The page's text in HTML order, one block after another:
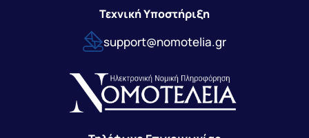
Τεχνική Υποστήριξη
support@nomotelia.gr